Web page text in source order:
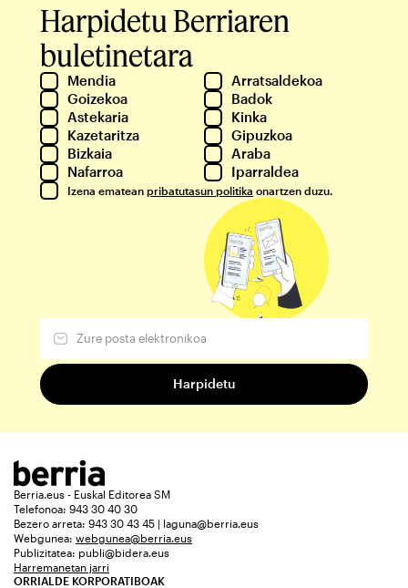
Harpidetu Berriaren
buletinetara
Mendia
Arratsaldekoa
Goizekoa
Badok
Astekaria
Kinka
Kazetaritza
Gipuzkoa
Bizkaia
Araba
Nafarroa
Iparraldea
Izena ematean pribatutasun politika onartzen duzu.
Berria.eus - Euskal Editorea SM
Telefonoa: 943 30 40 30
Bezero arreta: 943 30 43 45 | laguna@berria.eus
Webgunea: webgunea@berria.eus
Publizitatea: publi@bidera.eus
Harremanetan jarri
ORRIALDE KORPORATIBOAK